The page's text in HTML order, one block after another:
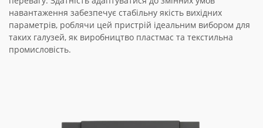
навантаження забезпечує стабільну якість вихідних
параметрів, роблячи цей пристрій ідеальним вибором для
таких галузей, як виробництво пластмас та текстильна
промисловість.